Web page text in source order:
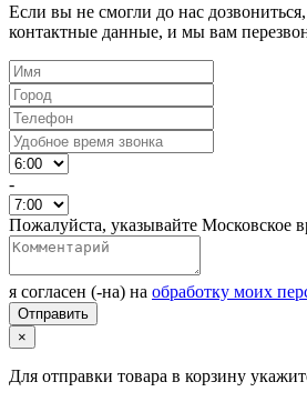
Если вы не смогли до нас дозвониться,
контактные данные, и мы вам
-
Пожалуйста, указывайте Московское
я согласен (-на) на обработку моих
×
Для отправки товара в корзину